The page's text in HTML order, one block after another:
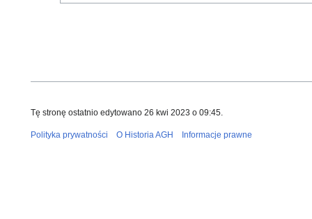
Tę stronę ostatnio edytowano 26 kwi 2023 o 09:45.
Polityka prywatności O Historia AGH Informacje prawne